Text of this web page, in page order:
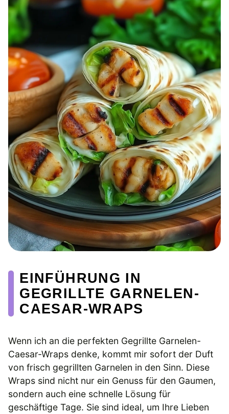
EINFÜHRUNG IN
GEGRILLTE GARNELEN-
CAESAR-WRAPS
Wenn ich an die perfekten Gegrillte Garnelen-
Caesar-Wraps denke, kommt mir sofort der Duft
von frisch gegrillten Garnelen in den Sinn. Diese
Wraps sind nicht nur ein Genuss für den Gaumen,
sondern auch eine schnelle Lösung für
geschäftige Tage. Sie sind ideal, um Ihre Lieben